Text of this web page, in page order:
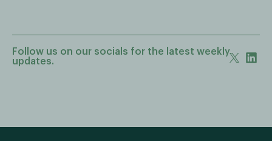
Follow us on our socials for the latest weekly
updates.